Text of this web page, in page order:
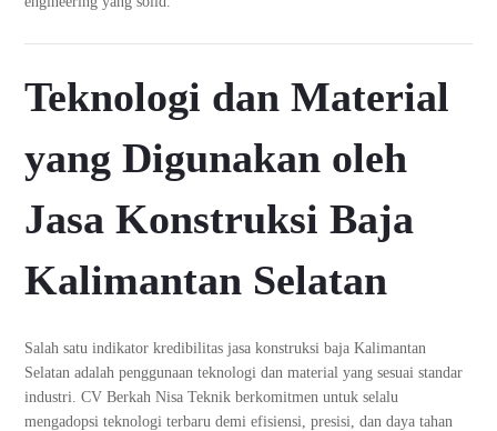
Teknologi dan Material
yang Digunakan oleh
Jasa Konstruksi Baja
Kalimantan Selatan
Salah satu indikator kredibilitas jasa konstruksi baja Kalimantan
Selatan adalah penggunaan teknologi dan material yang sesuai standar
industri. CV Berkah Nisa Teknik berkomitmen untuk selalu
mengadopsi teknologi terbaru demi efisiensi, presisi, dan daya tahan